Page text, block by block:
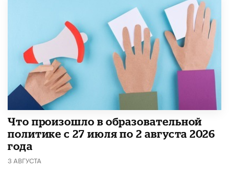
​Что произошло в образовательной
политике с 27 июля по 2 августа 2026
года
3 АВГУСТА